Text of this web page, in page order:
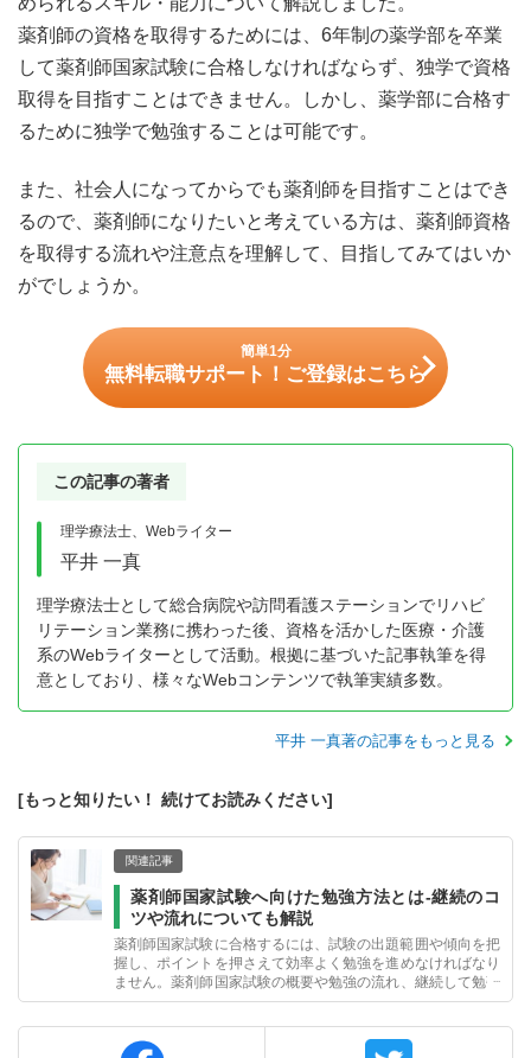
薬剤師の資格を取得するためには、6年制の薬学部を卒業
して薬剤師国家試験に合格しなければならず、独学で資格
取得を目指すことはできません。しかし、薬学部に合格す
るために独学で勉強することは可能です。
また、社会人になってからでも薬剤師を目指すことはでき
るので、薬剤師になりたいと考えている方は、薬剤師資格
を取得する流れや注意点を理解して、目指してみてはいか
がでしょうか。
簡単1分
無料転職サポート！ご登録はこちら
この記事の著者
理学療法士、Webライター
平井 一真
理学療法士として総合病院や訪問看護ステーションでリハビ
リテーション業務に携わった後、資格を活かした医療・介護
系のWebライターとして活動。根拠に基づいた記事執筆を得
意としており、様々なWebコンテンツで執筆実績多数。
平井 一真著の記事をもっと見る
[もっと知りたい！ 続けてお読みください]
関連記事
薬剤師国家試験へ向けた勉強方法とは-継続のコ
ツや流れについても解説
薬剤師国家試験に合格するには、試験の出題範囲や傾向を把
握し、ポイントを押さえて効率よく勉強を進めなければなり
ません。薬剤師国家試験の概要や勉強の流れ、継続して勉強
する方法について解説します。